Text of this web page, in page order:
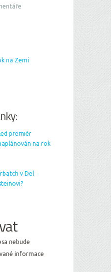
na Zemi
premiér
na rok
v Del
nebude
informace